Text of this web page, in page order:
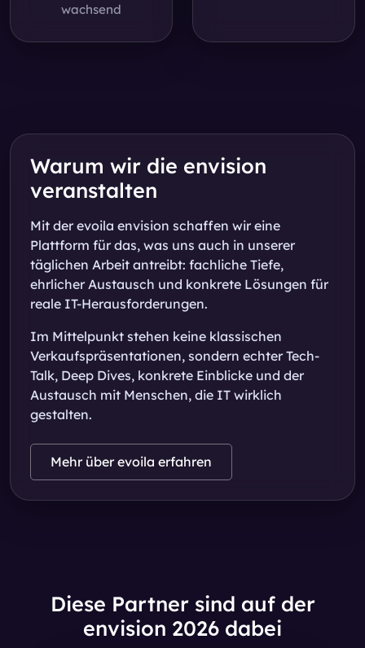
wachsend
Warum wir die envision
veranstalten
Mit der evoila envision schaffen wir eine
Plattform für das, was uns auch in unserer
täglichen Arbeit antreibt: fachliche Tiefe,
ehrlicher Austausch und konkrete Lösungen für
reale IT-Herausforderungen.
Im Mittelpunkt stehen keine klassischen
Verkaufspräsentationen, sondern echter Tech-
Talk, Deep Dives, konkrete Einblicke und der
Austausch mit Menschen, die IT wirklich
gestalten.
Mehr über evoila erfahren
Diese Partner sind auf der
envision 2026 dabei